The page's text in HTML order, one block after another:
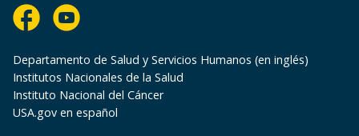
Departamento de Salud y Servicios Humanos (en inglés)
Institutos Nacionales de la Salud
Instituto Nacional del Cáncer
USA.gov en español